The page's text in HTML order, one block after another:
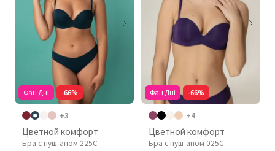
Фан Дні -66%
+3
Цветной комфорт
Бра с пуш-апом 225C
Фан Дні -66%
+4
Цветной комфорт
Бра с пуш-апом 025C